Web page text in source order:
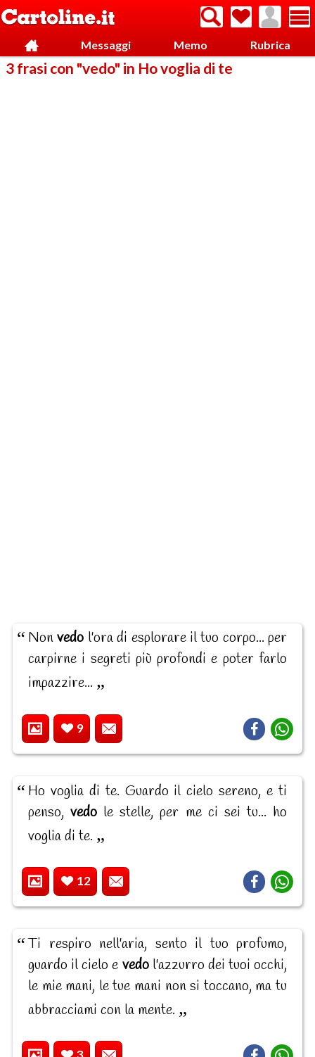
Messaggi Memo Rubrica
3 frasi con "vedo" in Ho voglia di te
Nonvedo l'ora di esplorare il tuo corpo... per
carpirne i segreti più profondi e poter farlo
impazzire...
9
Ho voglia di te. Guardo il cielo sereno, e ti
penso,vedo le stelle, per me ci sei tu... ho
voglia di te.
12
Ti respiro nell'aria, sento il tuo profumo,
guardo il cielo e vedol'azzurro dei tuoi occhi,
le mie mani, le tue mani non si toccano, ma tu
abbracciami con la mente.